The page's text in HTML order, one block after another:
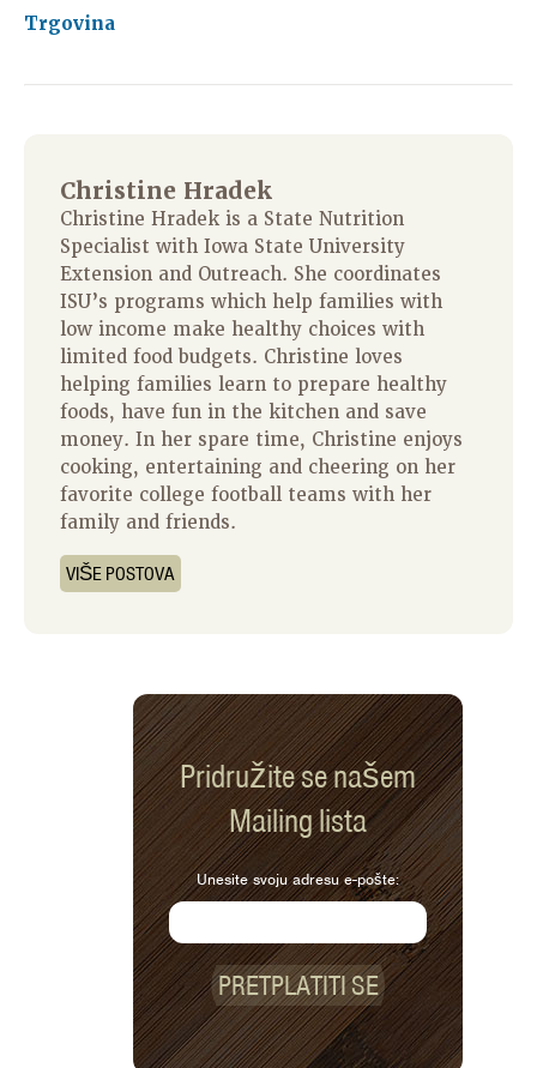
Trgovina
Christine Hradek
Christine Hradek is a State Nutrition
Specialist with Iowa State University
Extension and Outreach. She coordinates
ISU’s programs which help families with
low income make healthy choices with
limited food budgets. Christine loves
helping families learn to prepare healthy
foods, have fun in the kitchen and save
money. In her spare time, Christine enjoys
cooking, entertaining and cheering on her
favorite college football teams with her
family and friends.
VIŠE POSTOVA
Pridružite se našem
Mailing lista
Unesite svoju adresu e-pošte:
PRETPLATITI SE